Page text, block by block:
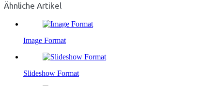
Ähnliche Artikel
Image Format
Slideshow Format